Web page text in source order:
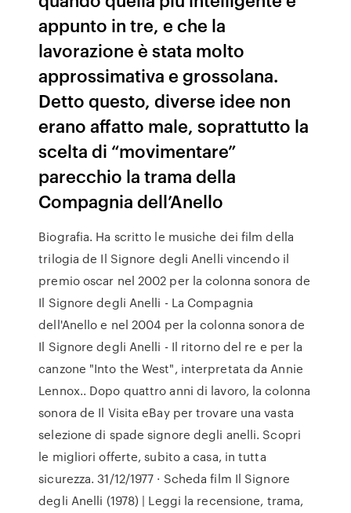
appunto in tre, e che la
lavorazione è stata molto
approssimativa e grossolana.
Detto questo, diverse idee non
erano affatto male, soprattutto la
scelta di “movimentare”
parecchio la trama della
Compagnia dell’Anello
Biografia. Ha scritto le musiche dei film della
trilogia de Il Signore degli Anelli vincendo il
premio oscar nel 2002 per la colonna sonora de
Il Signore degli Anelli - La Compagnia
dell'Anello e nel 2004 per la colonna sonora de
Il Signore degli Anelli - Il ritorno del re e per la
canzone "Into the West", interpretata da Annie
Lennox.. Dopo quattro anni di lavoro, la colonna
sonora de Il Visita eBay per trovare una vasta
selezione di spade signore degli anelli. Scopri
le migliori offerte, subito a casa, in tutta
sicurezza. 31/12/1977 · Scheda film Il Signore
degli Anelli (1978) | Leggi la recensione, trama,